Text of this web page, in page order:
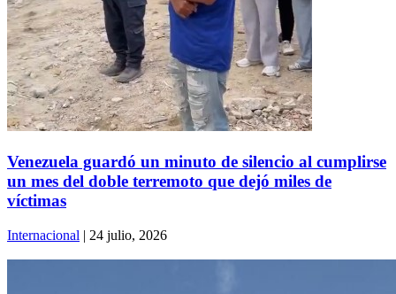
Venezuela guardó un minuto de silencio al cumplirse
un mes del doble terremoto que dejó miles de
víctimas
Internacional | 24 julio, 2026